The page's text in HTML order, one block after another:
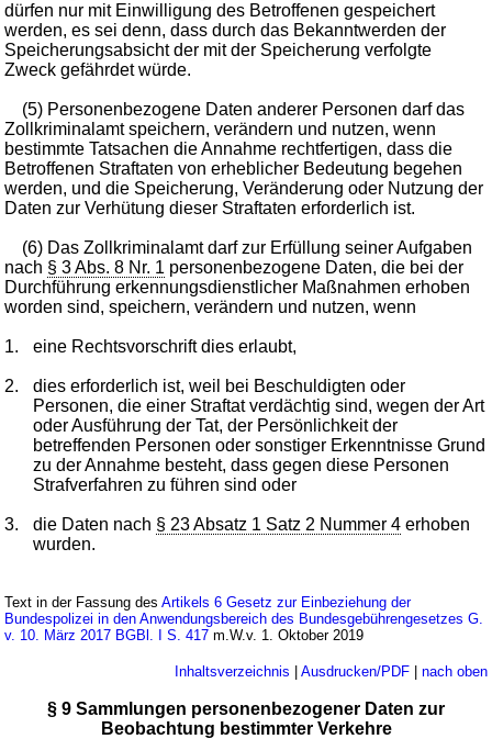
dürfen nur mit Einwilligung des Betroffenen gespeichert
werden, es sei denn, dass durch das Bekanntwerden der
Speicherungsabsicht der mit der Speicherung verfolgte
Zweck gefährdet würde.
(5) Personenbezogene Daten anderer Personen darf das
Zollkriminalamt speichern, verändern und nutzen, wenn
bestimmte Tatsachen die Annahme rechtfertigen, dass die
Betroffenen Straftaten von erheblicher Bedeutung begehen
werden, und die Speicherung, Veränderung oder Nutzung der
Daten zur Verhütung dieser Straftaten erforderlich ist.
(6) Das Zollkriminalamt darf zur Erfüllung seiner Aufgaben
nach § 3 Abs. 8 Nr. 1 personenbezogene Daten, die bei der
Durchführung erkennungsdienstlicher Maßnahmen erhoben
worden sind, speichern, verändern und nutzen, wenn
1. eine Rechtsvorschrift dies erlaubt,
2.
dies erforderlich ist, weil bei Beschuldigten oder
Personen, die einer Straftat verdächtig sind, wegen der Art
oder Ausführung der Tat, der Persönlichkeit der
betreffenden Personen oder sonstiger Erkenntnisse Grund
zu der Annahme besteht, dass gegen diese Personen
Strafverfahren zu führen sind oder
3. die Daten nach § 23 Absatz 1 Satz 2 Nummer 4 erhoben
wurden.
Text in der Fassung desArtikels 6 Gesetz zur Einbeziehung der
Bundespolizei in den Anwendungsbereich des Bundesgebührengesetzes G.
v. 10. März 2017 BGBl. I S. 417 m.W.v. 1. Oktober 2019
Inhaltsverzeichnis Ausdrucken/PDF| nach oben
§ 9 Sammlungen personenbezogener Daten zur
Beobachtung bestimmter Verkehre